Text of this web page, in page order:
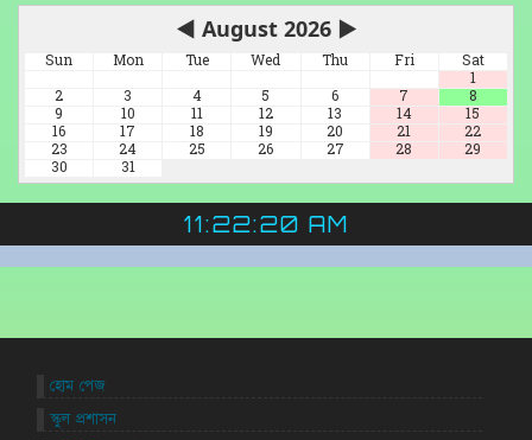
◀ August 2026 ▶
Sun Mon Tue Wed Thu Fri
Sat
1
2
3 4 5 6 7
8
9
10 11 12 13 14
15
16
17 18 19 20 21
22
23
24 25 26 27 28
29
30
31
11:22:21 AM
হোম পেজ
স্কুল প্রশাসন